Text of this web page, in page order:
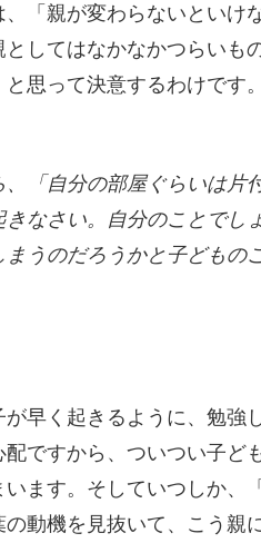
「親が変わらないといけ
してはなかなかつらいも
思って決意するわけです
「自分の部屋ぐらいは片
なさい。自分のことで
うのだろうかと子ども
早く起きるように、勉強
ですから、ついつい子ど
ます。そしていつしか
動機を見抜いて、こう